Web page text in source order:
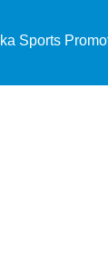
Sports